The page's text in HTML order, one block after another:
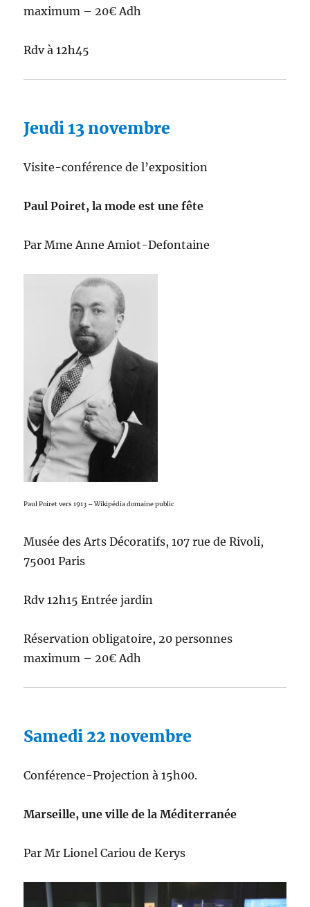
maximum – 20€ Adh
Rdv à 12h45
Jeudi 13 novembre
Visite-conférence de l’exposition
Paul Poiret, la mode est une fête
Par Mme Anne Amiot-Defontaine
Paul Poiret vers 1913 – Wikipédia domaine public
Musée des Arts Décoratifs, 107 rue de Rivoli,
75001 Paris
Rdv 12h15 Entrée jardin
Réservation obligatoire, 20 personnes
maximum – 20€ Adh
Samedi 22 novembre
Conférence-Projection à 15h00.
Marseille, une ville de la Méditerranée
Par Mr Lionel Cariou de Kerys